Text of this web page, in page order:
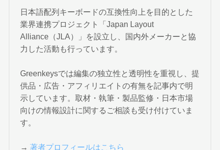
日本語配列キーボードの互換性向上を目的とした
業界連携プロジェクト「Japan Layout
Alliance（JLA）」を設立し、国内外メーカーと協
力した活動も行っています。
Greenkeysでは編集の独立性と透明性を重視し、提
供品・広告・アフィリエイトの有無を記事内で明
示しています。取材・執筆・製品監修・日本市場
向けの情報設計に関するご相談も受け付けていま
す。
→著者プロフィールはこちら